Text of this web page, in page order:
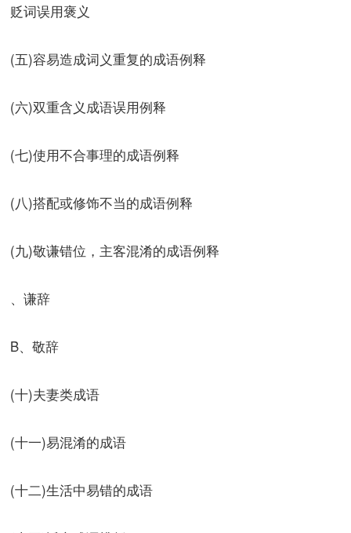
贬词误用褒义
(五)容易造成词义重复的成语例释
(六)双重含义成语误用例释
(七)使用不合事理的成语例释
(八)搭配或修饰不当的成语例释
(九)敬谦错位，主客混淆的成语例释
、谦辞
B、敬辞
(十)夫妻类成语
(十一)易混淆的成语
(十二)生活中易错的成语